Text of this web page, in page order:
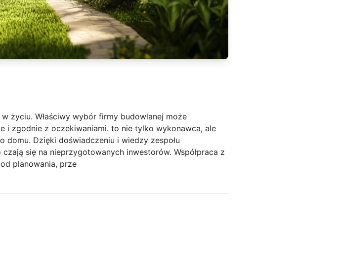
życiu. Właściwy wybór firmy budowlanej może
i zgodnie z oczekiwaniami. to nie tylko wykonawca, ale
Dzięki doświadczeniu i wiedzy zespołu
się na nieprzygotowanych inwestorów. Współpraca z
planowania, prze